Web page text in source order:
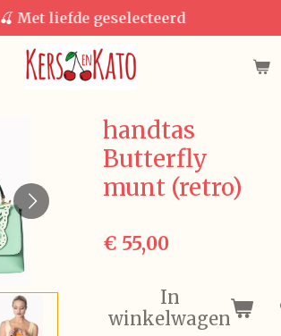
🍒 Met liefde geselecteerd
handtas
Butterfly
munt (retro)
€ 55,00
In
winkelwagen